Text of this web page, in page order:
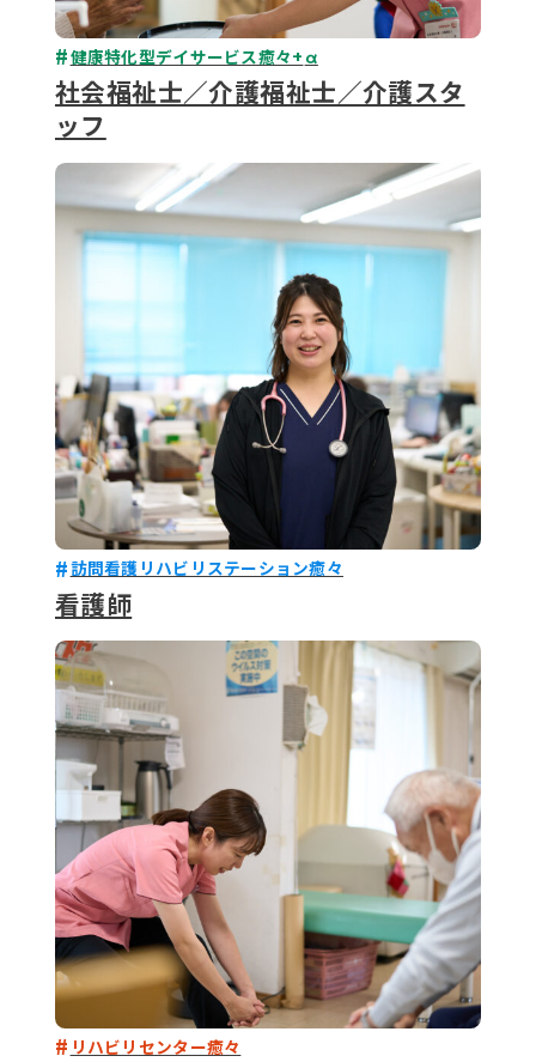
健康特化型デイサービス癒々+α
社会福祉士／介護福祉士／介護スタ
ッフ
訪問看護リハビリステーション癒々
看護師
リハビリセンター癒々